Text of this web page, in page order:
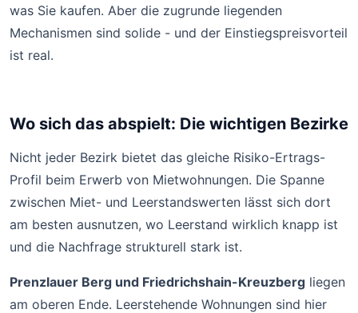
was Sie kaufen. Aber die zugrunde liegenden
Mechanismen sind solide - und der Einstiegspreisvorteil
ist real.
Wo sich das abspielt: Die wichtigen Bezirke
Nicht jeder Bezirk bietet das gleiche Risiko-Ertrags-
Profil beim Erwerb von Mietwohnungen. Die Spanne
zwischen Miet- und Leerstandswerten lässt sich dort
am besten ausnutzen, wo Leerstand wirklich knapp ist
und die Nachfrage strukturell stark ist.
Prenzlauer Berg und Friedrichshain-Kreuzberg liegen
am oberen Ende. Leerstehende Wohnungen sind hier